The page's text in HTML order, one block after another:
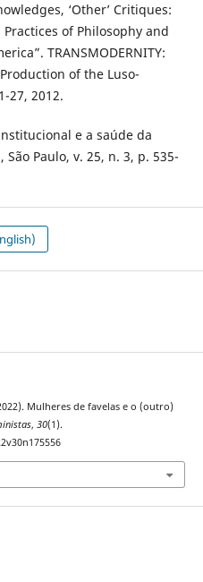
‘Other’ Critiques:
of Philosophy and
TRANSMODERNITY:
of the Luso-
27, 2012.
e a saúde da
Paulo, v. 25, n. 3, p. 535-
Mulheres de favelas e o (outro)
, 30(1).